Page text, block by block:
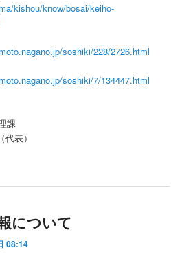
kishou/know/bosai/keiho-
soshiki/228/2726.html
soshiki/7/134447.html
課
表）
について
08:14